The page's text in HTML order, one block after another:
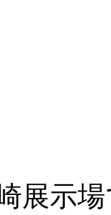
展示